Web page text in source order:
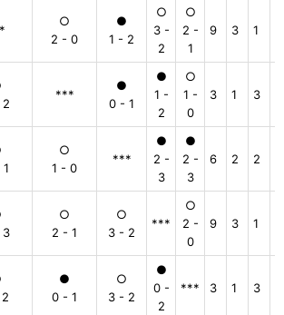
○
2 - 0
●
1 - 2
○
3 -
2
○
2 -
1
9 3 1
***
●
0 - 1
●
1 -
2
○
1 -
0
3 1 3
○
1 - 0
***
●
2 -
3
●
2 -
3
6 2 2
3
○
2 - 1
○
3 - 2
***
○
2 -
0
9 3 1
●
0 - 1
○
3 - 2
●
0 -
2
*** 3 1 3